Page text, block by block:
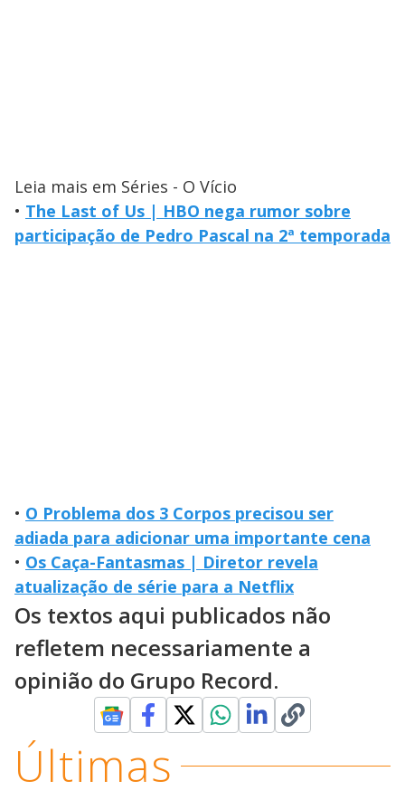
Leia mais em Séries - O Vício
• The Last of Us | HBO nega rumor sobre
participação de Pedro Pascal na 2ª temporada
• O Problema dos 3 Corpos precisou ser
adiada para adicionar uma importante cena
• Os Caça-Fantasmas | Diretor revela
atualização de série para a Netflix
Os textos aqui publicados não
refletem necessariamente a
opinião do Grupo Record.
Últimas